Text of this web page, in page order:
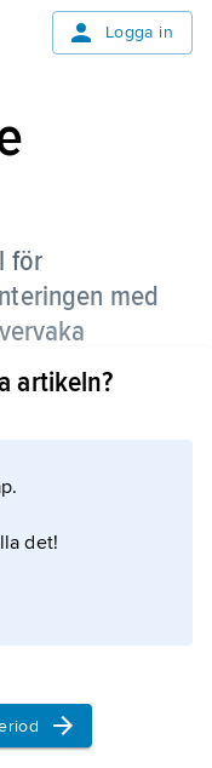
Logga in
för
med
artikeln?
det!